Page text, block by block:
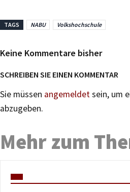
TAGS NABU Volkshochschule
Keine Kommentare bisher
SCHREIBEN SIE EINEN KOMMENTAR
Sie müssen angemeldetsein, um
abzugeben.
Mehr zum